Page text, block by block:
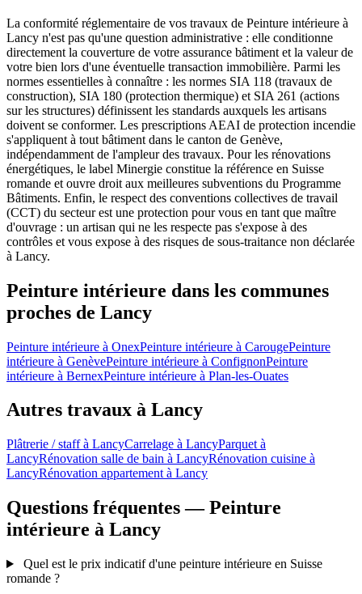
La conformité réglementaire de vos travaux de Peinture intérieure à
Lancy n'est pas qu'une question administrative : elle conditionne
directement la couverture de votre assurance bâtiment et la valeur de
votre bien lors d'une éventuelle transaction immobilière. Parmi les
normes essentielles à connaître : les normes SIA 118 (travaux de
construction), SIA 180 (protection thermique) et SIA 261 (actions
sur les structures) définissent les standards auxquels les artisans
doivent se conformer. Les prescriptions AEAI de protection incendie
s'appliquent à tout bâtiment dans le canton de Genève,
indépendamment de l'ampleur des travaux. Pour les rénovations
énergétiques, le label Minergie constitue la référence en Suisse
romande et ouvre droit aux meilleures subventions du Programme
Bâtiments. Enfin, le respect des conventions collectives de travail
(CCT) du secteur est une protection pour vous en tant que maître
d'ouvrage : un artisan qui ne les respecte pas s'expose à des
contrôles et vous expose à des risques de sous-traitance non déclarée
à Lancy.
Peinture intérieure dans les communes
proches de Lancy
Peinture intérieure à OnexPeinture intérieure à CarougePeinture
intérieure à GenèvePeinture intérieure à ConfignonPeinture
intérieure à BernexPeinture intérieure à Plan-les-Ouates
Autres travaux à Lancy
Plâtrerie / staff à LancyCarrelage à LancyParquet à
LancyRénovation salle de bain à LancyRénovation cuisine à
LancyRénovation appartement à Lancy
Questions fréquentes — Peinture
intérieure à Lancy
Quel est le prix indicatif d'une peinture intérieure en Suisse
romande ?